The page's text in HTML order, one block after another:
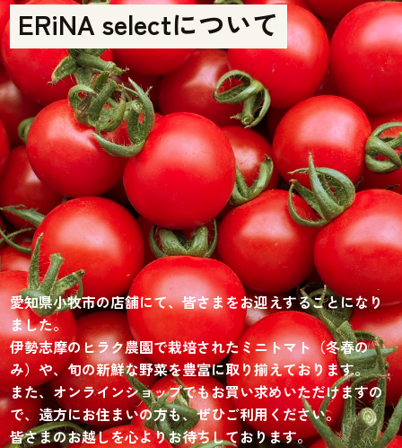
ERiNA selectについて
愛知県小牧市の店舗にて、皆さまをお迎えすることになり
ました。
伊勢志摩のヒラク農園で栽培されたミニトマト（冬春の
み）や、旬の新鮮な野菜を豊富に取り揃えております。
また、オンラインショップでもお買い求めいただけますの
で、遠方にお住まいの方も、ぜひご利用ください。
皆さまのお越しを心よりお待ちしております。